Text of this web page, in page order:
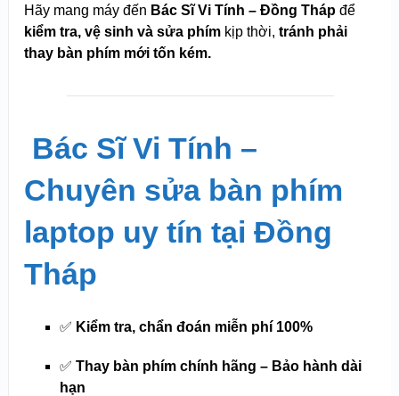
Hãy mang máy đến Bác Sĩ Vi Tính – Đồng Thápđể
kiểm tra, vệ sinh và sửa phímkịp thời, tránh phải
thay bàn phím mới tốn kém.
Bác Sĩ Vi Tính –
Chuyên sửa bàn phím
laptop uy tín tại Đồng
Tháp
✅ Kiểm tra, chẩn đoán miễn phí 100%
✅ Thay bàn phím chính hãng – Bảo hành dài
hạn